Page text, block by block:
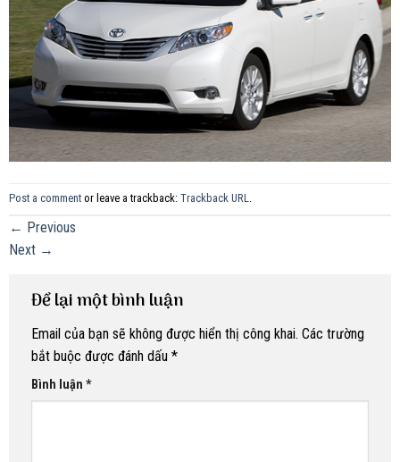
Post a comment or leave a trackback: Trackback URL.
← Previous
Next →
Để lại một bình luận
Email của bạn sẽ không được hiển thị công khai. Các trường
bắt buộc được đánh dấu *
Bình luận *